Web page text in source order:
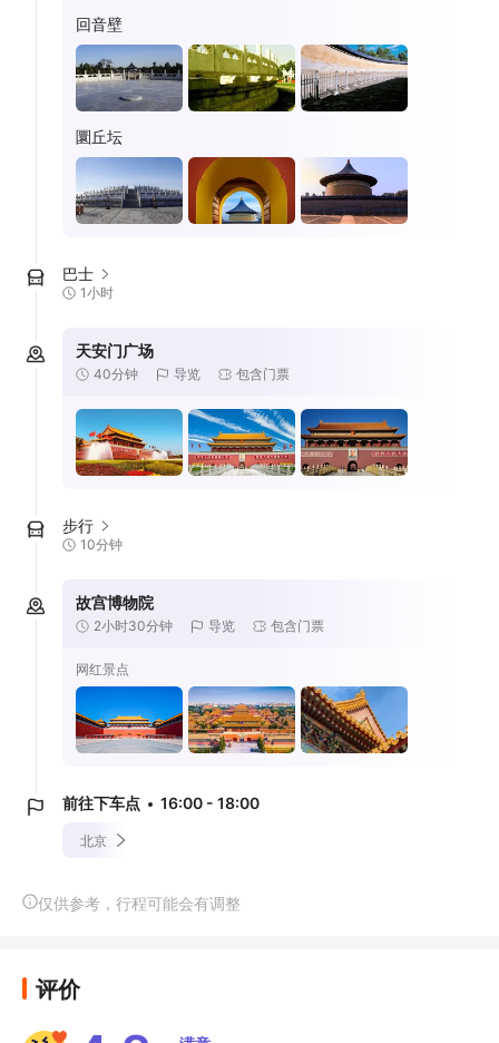
回音壁
圜丘坛
巴士
1小时
天安门广场
40分钟 导览 包含门票
步行
10分钟
故宫博物院
2小时30分钟 导览 包含门票
网红景点
前往下车点 16:00 - 18:00
北京
仅供参考，行程可能会有调整
评价